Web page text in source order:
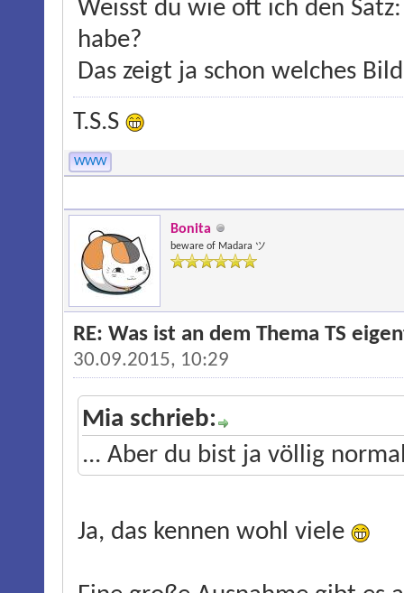
Weisst du wie oft ich den
habe?
Das zeigt ja schon welches
T.S.S
WWW
Bonita
beware of Madara ツ
RE: Was ist an dem Thema TS
30.09.2015, 10:29
Mia schrieb:
... Aber du bist ja völlig
Ja, das kennen wohl viele